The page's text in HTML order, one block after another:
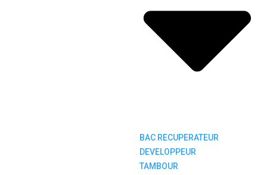
BAC RECUPERATEUR
DEVELOPPEUR
TAMBOUR